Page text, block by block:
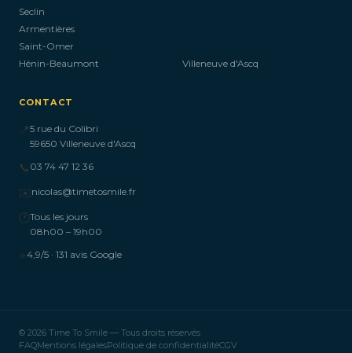
Seclin
Armentières
Saint-Omer
Hénin-Beaumont
Villeneuve d'Ascq
CONTACT
📍5 rue du Colibri
59650 Villeneuve d'Ascq
📞 03 74 47 12 36
✉️nicolas@timetosmile.fr
🕐Tous les jours
08h00 – 19h00
⭐4,9/5 · 131 avis Google
© 2026 Time To Smile — Tous droits réservés
FAQMentions légalesPolitique de confidentialitéCGV